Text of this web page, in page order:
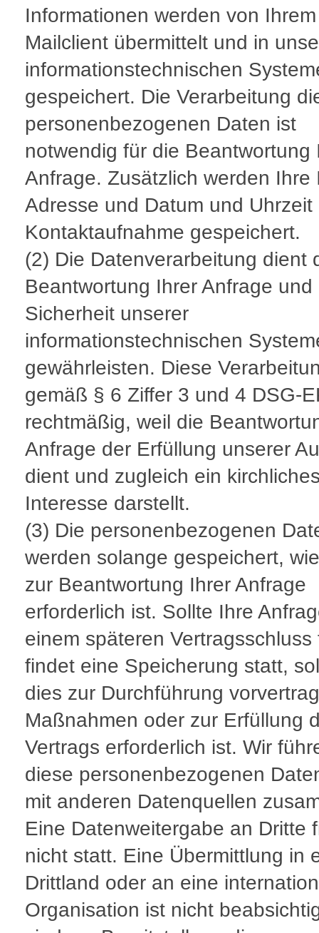
Informationen werden von
Mailclient übermittelt und in
informationstechnischen
gespeichert. Die Verarbeitung
personenbezogenen Daten ist
notwendig für die Beantwortung
Anfrage. Zusätzlich werden Ihre
Adresse und Datum und Uhrzeit
Kontaktaufnahme gespeichert.
(2) Die Datenverarbeitung dient
Beantwortung Ihrer Anfrage und
Sicherheit unserer
informationstechnischen
gewährleisten. Diese
gemäß § 6 Ziffer 3 und 4 DSG-
rechtmäßig, weil die
Anfrage der Erfüllung unserer
dient und zugleich ein
Interesse darstellt.
(3) Die personenbezogenen
werden solange gespeichert,
zur Beantwortung Ihrer Anfrage
erforderlich ist. Sollte Ihre
einem späteren Vertragsschluss
findet eine Speicherung statt,
dies zur Durchführung
Maßnahmen oder zur Erfüllung
Vertrags erforderlich ist. Wir
diese personenbezogenen
mit anderen Datenquellen
Eine Datenweitergabe an Dritte
nicht statt. Eine Übermittlung in
Drittland oder an eine
Organisation ist nicht